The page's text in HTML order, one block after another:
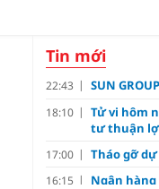
Tin mới
22:43 SUN
18:10
Tử vi hôm
tư thuận
17:00 Tháo gỡ
16:15 Ngân